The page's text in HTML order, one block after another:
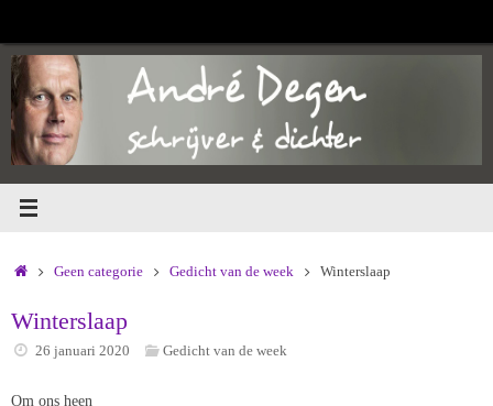
de
inhoud
HomeGeen categorie Gedicht van de week Winterslaap
Winterslaap
26 januari 2020 Gedicht van de week
Om ons heen